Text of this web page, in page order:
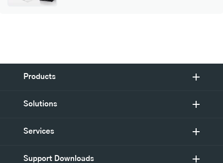
Products
Solutions
Services
Support Downloads